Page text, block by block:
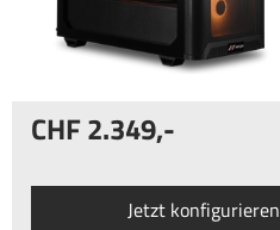
2.349,-
Jetzt konfigurieren